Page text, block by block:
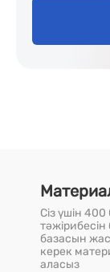
Сіз үшін
тәжірибесін
базасын
керек
аласыз